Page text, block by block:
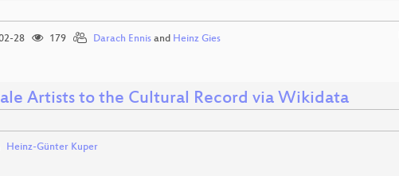
28 179 Darach Ennisand Heinz Gies
Artists to the Cultural Record via Wikidata
Heinz-Günter Kuper